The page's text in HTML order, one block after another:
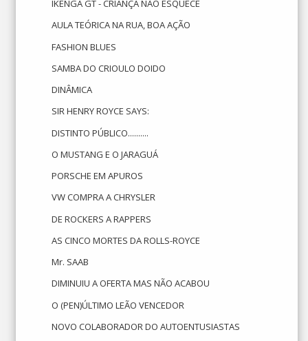
IKENGA GT - CRIANÇA NÃO ESQUECE
AULA TEÓRICA NA RUA, BOA AÇÃO
FASHION BLUES
SAMBA DO CRIOULO DOIDO
DINÂMICA
SIR HENRY ROYCE SAYS:
DISTINTO PÚBLICO..........
O MUSTANG E O JARAGUÁ
PORSCHE EM APUROS
VW COMPRA A CHRYSLER
DE ROCKERS A RAPPERS
AS CINCO MORTES DA ROLLS-ROYCE
Mr. SAAB
DIMINUIU A OFERTA MAS NÃO ACABOU
O (PEN)ÚLTIMO LEÃO VENCEDOR
NOVO COLABORADOR DO AUTOENTUSIASTAS